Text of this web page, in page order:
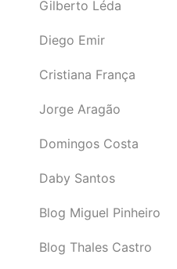
Gilberto Léda
Diego Emir
Cristiana França
Jorge Aragão
Domingos Costa
Daby Santos
Blog Miguel Pinheiro
Blog Thales Castro